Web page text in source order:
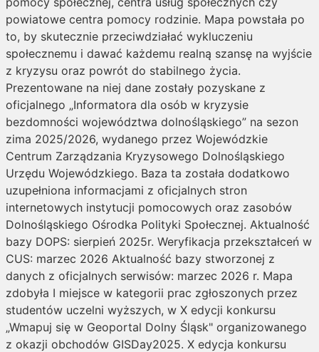
powiatowe centra pomocy rodzinie. Mapa powstała po
to, by skutecznie przeciwdziałać wykluczeniu
społecznemu i dawać każdemu realną szansę na wyjście
z kryzysu oraz powrót do stabilnego życia.
Prezentowane na niej dane zostały pozyskane z
oficjalnego „Informatora dla osób w kryzysie
bezdomności województwa dolnośląskiego” na sezon
zima 2025/2026, wydanego przez Wojewódzkie
Centrum Zarządzania Kryzysowego Dolnośląskiego
Urzędu Wojewódzkiego. Baza ta została dodatkowo
uzupełniona informacjami z oficjalnych stron
internetowych instytucji pomocowych oraz zasobów
Dolnośląskiego Ośrodka Polityki Społecznej. Aktualność
bazy DOPS: sierpień 2025r. Weryfikacja przekształceń w
CUS: marzec 2026 Aktualność bazy stworzonej z
danych z oficjalnych serwisów: marzec 2026 r. Mapa
zdobyła I miejsce w kategorii prac zgłoszonych przez
studentów uczelni wyższych, w X edycji konkursu
„Wmapuj się w Geoportal Dolny Śląsk" organizowanego
z okazji obchodów GISDay2025. X edycja konkursu